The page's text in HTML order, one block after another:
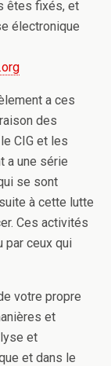
êtes fixés, et
électronique
a ces
des
CIG et les
a une série
se sont
à cette lutte
Ces activités
par ceux qui
votre propre
et
et
et dans le